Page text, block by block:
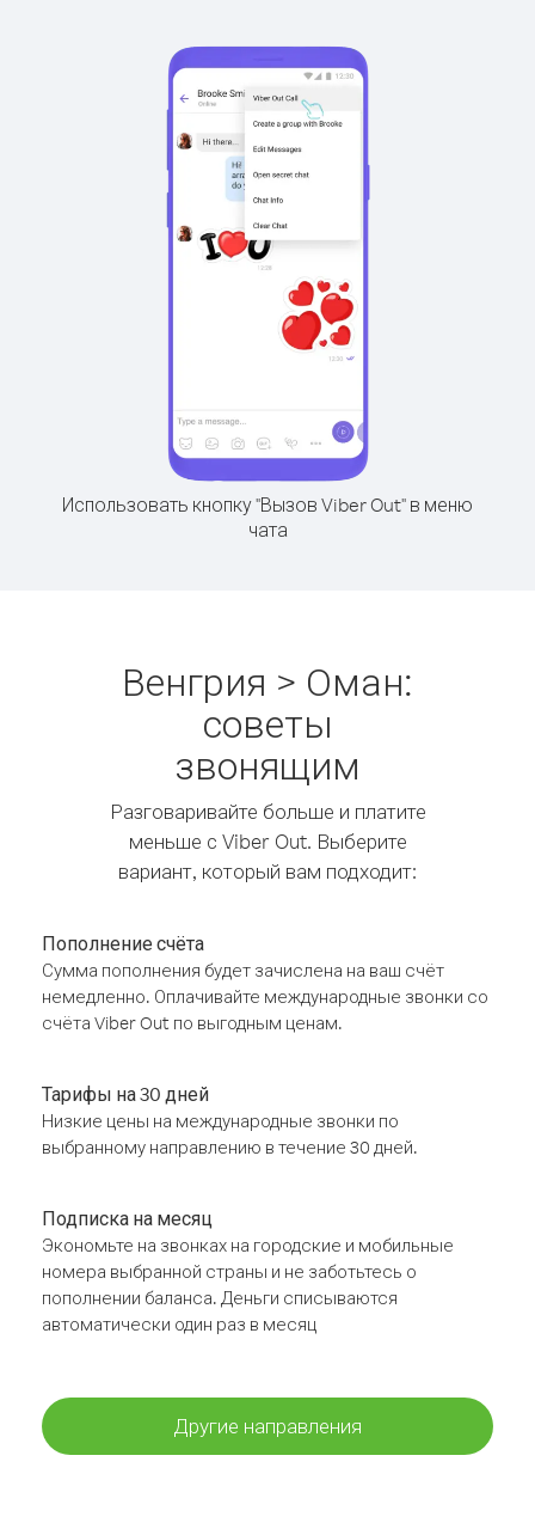
Использовать кнопку "Вызов Viber Out" в меню
чата
Венгрия > Оман:
советы
звонящим
Разговаривайте больше и платите
меньше с Viber Out. Выберите
вариант, который вам подходит:
Пополнение счёта
Сумма пополнения будет зачислена на ваш счёт
немедленно. Оплачивайте международные звонки со
счёта Viber Out по выгодным ценам.
Тарифы на 30 дней
Низкие цены на международные звонки по
выбранному направлению в течение 30 дней.
Подписка на месяц
Экономьте на звонках на городские и мобильные
номера выбранной страны и не заботьтесь о
пополнении баланса. Деньги списываются
автоматически один раз в месяц
Другие направления